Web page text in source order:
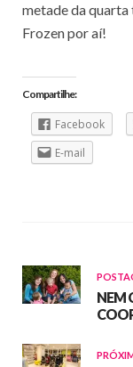
metade da
Frozen por aí!
Compartilhe:
Facebook
E-mail
NEM